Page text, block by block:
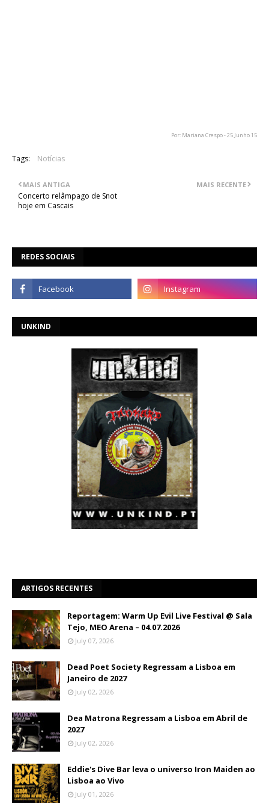
Por: Mariana Crespo - 25 Junho 15
Tags: Notícias
MAIS RECENTE
MAIS ANTIGA
Concerto relâmpago de Snot
hoje em Cascais
REDES SOCIAIS
UNKIND
ARTIGOS RECENTES
Reportagem: Warm Up Evil Live Festival @ Sala
Tejo, MEO Arena – 04.07.2026
July 07, 2026
Dead Poet Society Regressam a Lisboa em
Janeiro de 2027
July 02, 2026
Dea Matrona Regressam a Lisboa em Abril de
2027
July 02, 2026
Eddie's Dive Bar leva o universo Iron Maiden ao
Lisboa ao Vivo
July 01, 2026